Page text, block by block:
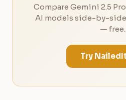
Compare Gemini 2.5
AI models side-by-
— free.
Try